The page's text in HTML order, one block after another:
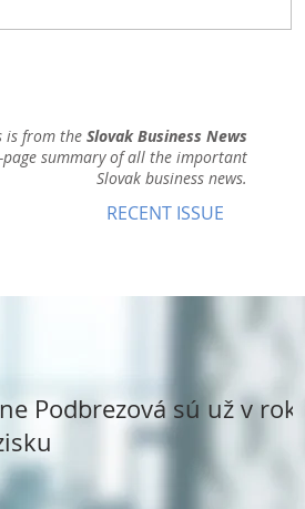
is from the Slovak Business News
page summary of all the important
Slovak business news.
RECENT ISSUE
Podbrezová sú už v roku